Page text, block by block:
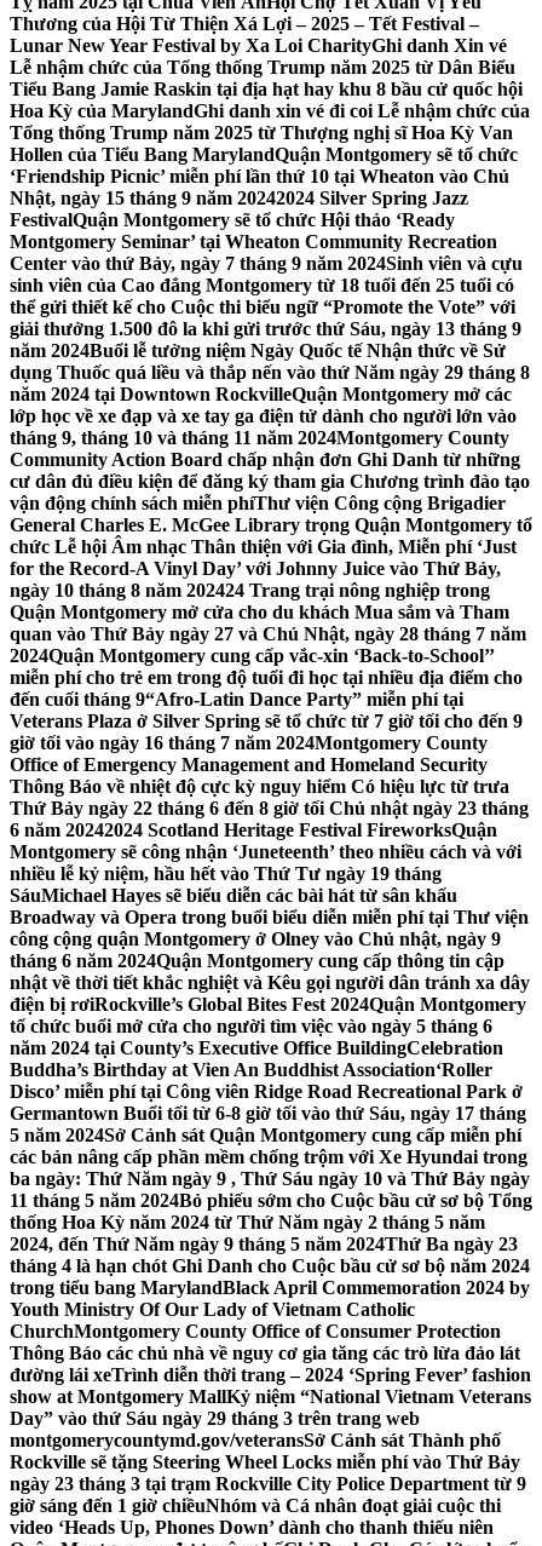
Thương của Hội Từ Thiện Xá Lợi – 2025 – Tết Festival –
Lunar New Year Festival by Xa Loi CharityGhi danh Xin vé
Lễ nhậm chức của Tổng thống Trump năm 2025 từ Dân Biểu
Tiểu Bang Jamie Raskin tại địa hạt hay khu 8 bầu cử quốc hội
Hoa Kỳ của MarylandGhi danh xin vé đi coi Lễ nhậm chức của
Tổng thống Trump năm 2025 từ Thượng nghị sĩ Hoa Kỳ Van
Hollen của Tiểu Bang MarylandQuận Montgomery sẽ tổ chức
‘Friendship Picnic’ miễn phí lần thứ 10 tại Wheaton vào Chủ
Nhật, ngày 15 tháng 9 năm 20242024 Silver Spring Jazz
FestivalQuận Montgomery sẽ tổ chức Hội thảo ‘Ready
Montgomery Seminar’ tại Wheaton Community Recreation
Center vào thứ Bảy, ngày 7 tháng 9 năm 2024Sinh viên và cựu
sinh viên của Cao đẳng Montgomery từ 18 tuổi đến 25 tuổi có
thể gửi thiết kế cho Cuộc thi biểu ngữ “Promote the Vote” với
giải thưởng 1.500 đô la khi gửi trước thứ Sáu, ngày 13 tháng 9
năm 2024Buổi lễ tưởng niệm Ngày Quốc tế Nhận thức về Sử
dụng Thuốc quá liều và thắp nến vào thứ Năm ngày 29 tháng 8
năm 2024 tại Downtown RockvilleQuận Montgomery mở các
lớp học về xe đạp và xe tay ga điện tử dành cho người lớn vào
tháng 9, tháng 10 và tháng 11 năm 2024Montgomery County
Community Action Board chấp nhận đơn Ghi Danh từ những
cư dân đủ điều kiện để đăng ký tham gia Chương trình đào tạo
vận động chính sách miễn phíThư viện Công cộng Brigadier
General Charles E. McGee Library trọng Quận Montgomery tổ
chức Lễ hội Âm nhạc Thân thiện với Gia đình, Miễn phí ‘Just
for the Record-A Vinyl Day’ với Johnny Juice vào Thứ Bảy,
ngày 10 tháng 8 năm 202424 Trang trại nông nghiệp trong
Quận Montgomery mở cửa cho du khách Mua sắm và Tham
quan vào Thứ Bảy ngày 27 và Chủ Nhật, ngày 28 tháng 7 năm
2024Quận Montgomery cung cấp vắc-xin ‘Back-to-School’’
miễn phí cho trẻ em trong độ tuổi đi học tại nhiều địa điểm cho
đến cuối tháng 9“Afro-Latin Dance Party” miễn phí tại
Veterans Plaza ở Silver Spring sẽ tổ chức từ 7 giờ tối cho đến 9
giờ tối vào ngày 16 tháng 7 năm 2024Montgomery County
Office of Emergency Management and Homeland Security
Thông Báo về nhiệt độ cực kỳ nguy hiểm Có hiệu lực từ trưa
Thứ Bảy ngày 22 tháng 6 đến 8 giờ tối Chủ nhật ngày 23 tháng
6 năm 20242024 Scotland Heritage Festival FireworksQuận
Montgomery sẽ công nhận ‘Juneteenth’ theo nhiều cách và với
nhiều lễ kỷ niệm, hầu hết vào Thứ Tư ngày 19 tháng
SáuMichael Hayes sẽ biểu diễn các bài hát từ sân khấu
Broadway và Opera trong buổi biểu diễn miễn phí tại Thư viện
công cộng quận Montgomery ở Olney vào Chủ nhật, ngày 9
tháng 6 năm 2024Quận Montgomery cung cấp thông tin cập
nhật về thời tiết khắc nghiệt và Kêu gọi người dân tránh xa dây
điện bị rơiRockville’s Global Bites Fest 2024Quận Montgomery
tổ chức buổi mở cửa cho người tìm việc vào ngày 5 tháng 6
năm 2024 tại County’s Executive Office BuildingCelebration
Buddha’s Birthday at Vien An Buddhist Association‘Roller
Disco’ miễn phí tại Công viên Ridge Road Recreational Park ở
Germantown Buổi tối từ 6-8 giờ tối vào thứ Sáu, ngày 17 tháng
5 năm 2024Sở Cảnh sát Quận Montgomery cung cấp miễn phí
các bản nâng cấp phần mềm chống trộm với Xe Hyundai trong
ba ngày: Thứ Năm ngày 9 , Thứ Sáu ngày 10 và Thứ Bảy ngày
11 tháng 5 năm 2024Bỏ phiếu sớm cho Cuộc bầu cử sơ bộ Tổng
thống Hoa Kỳ năm 2024 từ Thứ Năm ngày 2 tháng 5 năm
2024, đến Thứ Năm ngày 9 tháng 5 năm 2024Thứ Ba ngày 23
tháng 4 là hạn chót Ghi Danh cho Cuộc bầu cử sơ bộ năm 2024
trong tiểu bang MarylandBlack April Commemoration 2024 by
Youth Ministry Of Our Lady of Vietnam Catholic
ChurchMontgomery County Office of Consumer Protection
Thông Báo các chủ nhà về nguy cơ gia tăng các trò lừa đảo lát
đường lái xeTrình diễn thời trang – 2024 ‘Spring Fever’ fashion
show at Montgomery MallKỷ niệm “National Vietnam Veterans
Day” vào thứ Sáu ngày 29 tháng 3 trên trang web
montgomerycountymd.gov/veteransSở Cảnh sát Thành phố
Rockville sẽ tặng Steering Wheel Locks miễn phí vào Thứ Bảy
ngày 23 tháng 3 tại trạm Rockville City Police Department từ 9
giờ sáng đến 1 giờ chiềuNhóm và Cá nhân đoạt giải cuộc thi
video ‘Heads Up, Phones Down’ dành cho thanh thiếu niên